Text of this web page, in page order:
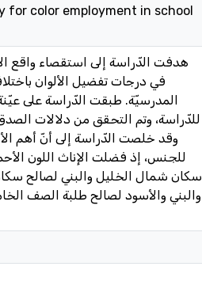
color employment in school
هدفت الدّراسة إلى استقصاء واقع
في درجات تفضيل الألوان
للدّراسة، وتم التحقق من دلالات
وقد خلصت الدّراسة إلى أنّ أهم
للجنس، إذ فضلت الإناث اللون
سكان شمال الخليل والبني لصالح
والبني والأسود لصالح طلبة الصف